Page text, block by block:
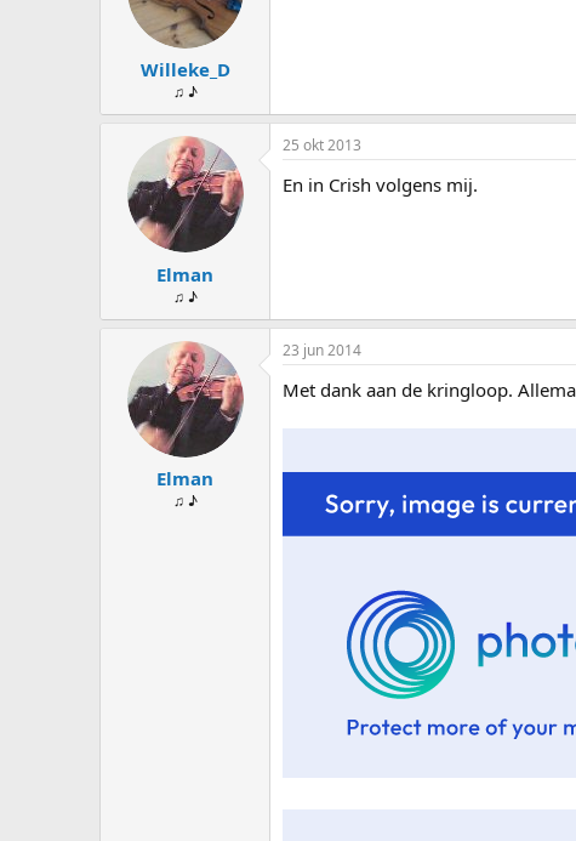
Willeke_D
♫ ♪
Elman
♫ ♪
25 okt 2013
En in Crish volgens mij.
Elman
♫ ♪
23 jun 2014
Met dank aan de kringloop.